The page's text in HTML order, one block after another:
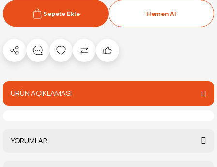
Sepete Ekle Hemen Al
ÜRÜN AÇIKLAMASI
YORUMLAR